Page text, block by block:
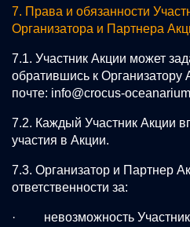
7. Права и обязанности
Организатора и Партнера
7.1. Участник Акции может
обратившись к Организатору
почте: info@crocus-
7.2. Каждый Участник Акции
участия в Акции.
7.3. Организатор и Партнер
ответственности за:
· невозможность